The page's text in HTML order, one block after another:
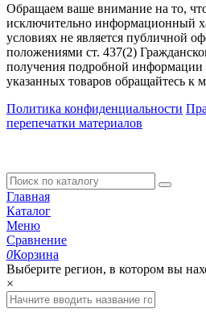
Обращаем ваше внимание на то,
исключительно информационный
условиях не является публичной
положениями ст. 437(2)
получения подробной информации
указанных товаров обращайтесь к
Политика конфиденциальности
перепечатки материалов
Главная
Каталог
Меню
Сравнение
0Корзина
Выберите регион, в котором вы
×